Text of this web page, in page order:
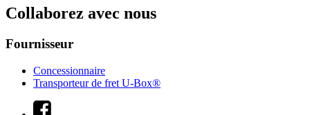
Collaborez avec nous
Fournisseur
Concessionnaire
Transporteur de fret U-Box®